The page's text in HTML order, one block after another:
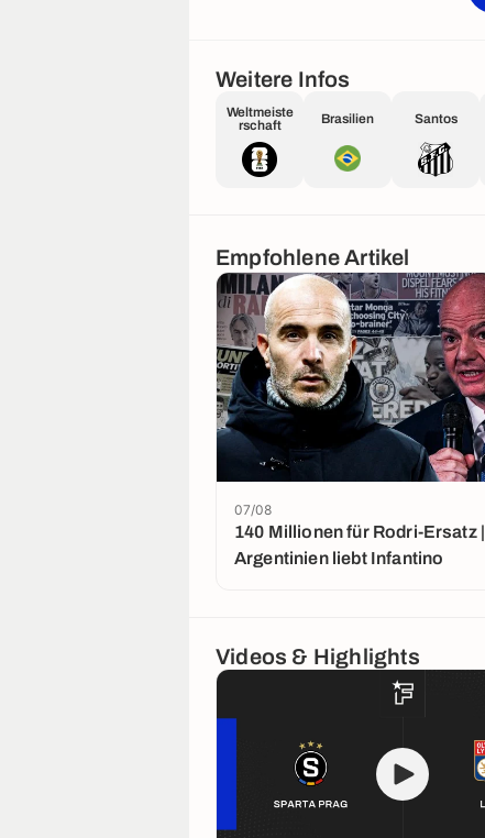
Weitere Infos
Weltmeiste
rschaft
Brasilien Santos
Empfohlene Artikel
140 Millionen für Rodri-Ersatz |
Argentinien liebt Infantino
07/08
Videos & Highlights